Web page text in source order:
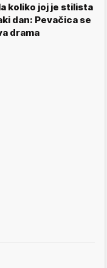
koliko joj je stilista
dan: Pevačica se
drama